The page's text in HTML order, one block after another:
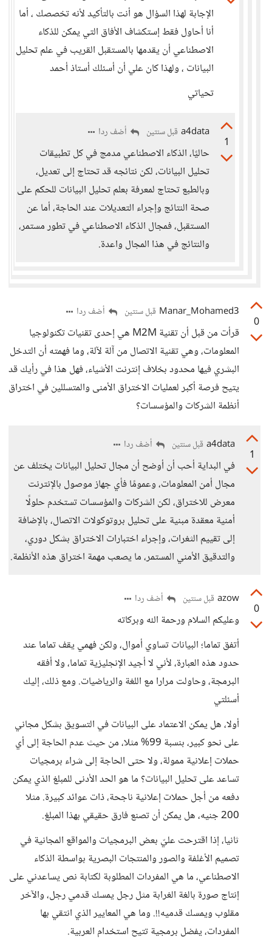
الإجابة لهذا السؤال هو أنت بالتأكيد لأنه تخصصك ، أما
أنا أحاول فقط إستكشاف الأفاق التي يمكن للذكاء
الاصطناعي أن يقدمها بالمستقبل القريب في علم تحليل
البيانات ، ولهذا كان علي أن أسئلك أستاذ أحمد
تحياتي
1
a4data قبل سنتين أضف ردا
حاليًا، الذكاء الاصطناعي مدمج في كل تطبيقات
تحليل البيانات، لكن نتائجه قد تحتاج إلى تعديل،
وبالطبع تحتاج لمعرفة بعلم تحليل البيانات للحكم على
صحة النتائج وإجراء التعديلات عند الحاجة، أما عن
المستقبل، فمجال الذكاء الاصطناعي في تطور مستمر،
والنتائج في هذا المجال واعدة.
0
Manar_Mohamed3 قبل سنتين أضف ردا
قرأت من قبل أن تقنية M2M هي إحدى تقنيات تكنولوجيا
المعلومات، وهي تقنية الاتصال من آلة لآلة، وما فهمته أن التدخل
البشري فيها محدود بخلاف إنترنت الأشياء، فهل هذا في رأيك قد
يتيح فرصة أكبر لعمليات الاختراق الأمنى والمتسللين في اختراق
أنظمة الشركات والمؤسسات؟
1
a4data قبل سنتين أضف ردا
في البداية أحب أن أوضح أن مجال تحليل البيانات يختلف عن
مجال أمن المعلومات، وعمومًا فأي جهاز موصول بالإنترنت
معرض للاختراق، لكن الشركات والمؤسسات تستخدم حلولًا
أمنية معقدة مبنية على تحليل بروتوكولات الاتصال، بالإضافة
إلى تقييم الثغرات، وإجراء اختبارات الاختراق بشكل دوري،
والتدقيق الأمني المستمر، ما يصعب مهمة اختراق هذه الأنظمة.
0
azow قبل سنتين أضف ردا
وعليكم السلام ورحمة الله وبركاته
أتفق تماما؛ البيانات تساوي أموال، ولكن فهمي يقف تماما عند
حدود هذه العبارة، لأني لا أجيد الإنجليزية تماما، ولا أفقه
البرمجة، وحاولت مرارا مع اللغة والرياضيات. ومع ذلك، إليك
أسئلتي
أولا، هل يمكن الاعتماد على البيانات في التسويق بشكل مجاني
على نحو كبير، بنسبة 99% مثلا، من حيث عدم الحاجة إلى أي
حملات إعلانية ممولة، ولا حتى الحاجة إلى شراء برمجيات
تساعد على تحليل البيانات؟ ما هو الحد الأدنى للمبلغ الذي يمكن
دفعه من أجل حملات إعلانية ناجحة، ذات عوائد كبيرة. مثلا
200 جنيه، هل يمكن أن تصنع فارق حقيقي بهذا المبلغ.
ثانيا، إذا اقترحت عليّ بعض البرمجيات والمواقع المجانية في
تصميم الأغلفة والصور والمنتجات البصرية بواسطة الذكاء
الاصطناعي، ما هي المفردات المطلوبة لكتابة نص يساعدني على
إنتاج صورة بالغة الغرابة مثل رجل يمسك قدمي رجل، والآخر
مقلوب ويمسك قدميه!!. وما هي المعايير الذي انتقي بها
المفردات، يفضل برمجية تتيح استخدام العربية.